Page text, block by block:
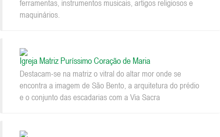
ferramentas, instrumentos musicais, artigos religiosos e
maquinários.
Igreja Matriz Puríssimo Coração de Maria
Destacam-se na matriz o vitral do altar mor onde se
encontra a imagem de São Bento, a arquitetura do prédio
e o conjunto das escadarias com a Via Sacra